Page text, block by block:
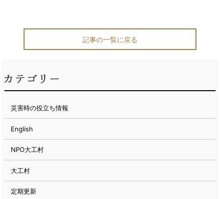
記事の一覧に戻る
災害時の役立ち情報
English
NPO大工村
大工村
定期更新